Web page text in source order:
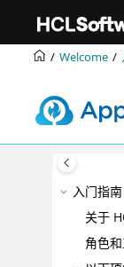
Welcome
入门指南
关于
角色